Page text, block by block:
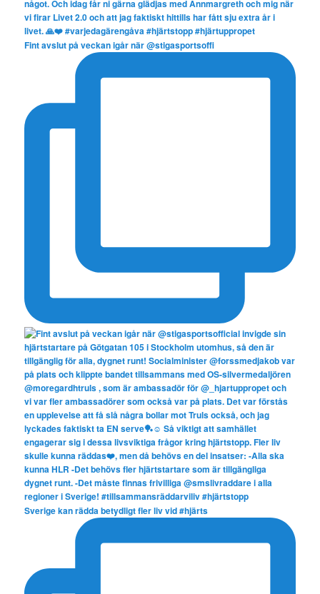
Fint avslut på veckan igår när @stigasportsoffi
Sverige kan rädda betydligt fler liv vid #hjärts